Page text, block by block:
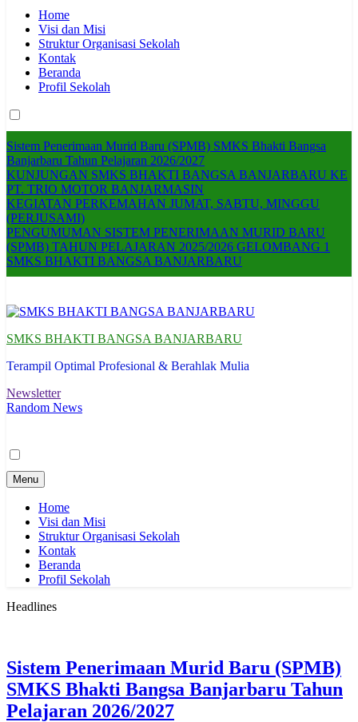
Home
Visi dan Misi
Struktur Organisasi Sekolah
Kontak
Beranda
Profil Sekolah
Sistem Penerimaan Murid Baru (SPMB) SMKS Bhakti Bangsa
Banjarbaru Tahun Pelajaran 2026/2027
KUNJUNGAN SMKS BHAKTI BANGSA BANJARBARU KE
PT. TRIO MOTOR BANJARMASIN
KEGIATAN PERKEMAHAN JUMAT, SABTU, MINGGU
(PERJUSAMI)
PENGUMUMAN SISTEM PENERIMAAN MURID BARU
(SPMB) TAHUN PELAJARAN 2025/2026 GELOMBANG 1
SMKS BHAKTI BANGSA BANJARBARU
SMKS BHAKTI BANGSA BANJARBARU
Terampil Optimal Profesional & Berahlak Mulia
Newsletter
Random News
Menu
Home
Visi dan Misi
Struktur Organisasi Sekolah
Kontak
Beranda
Profil Sekolah
Headlines
Sistem Penerimaan Murid Baru (SPMB)
SMKS Bhakti Bangsa Banjarbaru Tahun
Pelajaran 2026/2027